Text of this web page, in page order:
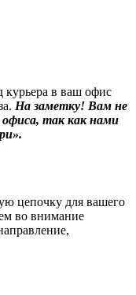
курьера в ваш офис
На заметку! Вам не
так как нами
цепочку для вашего
во внимание